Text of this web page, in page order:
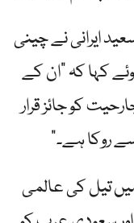
ایرانی نے چینی
کہا کہ "ان کے
کو جائز قرار
روکا ہے۔”
تیل کی عالمی